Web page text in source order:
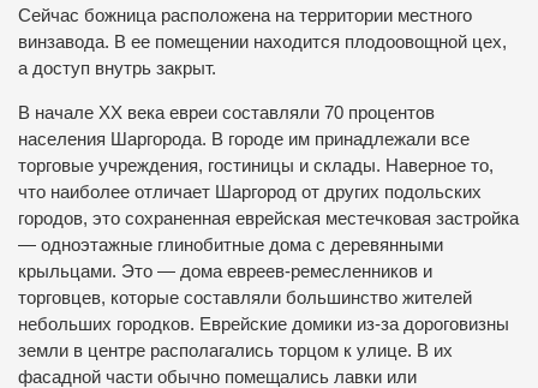
Сейчас божница расположена на территории местного
винзавода. В ее помещении находится плодоовощной цех,
а доступ внутрь закрыт.
В начале ХХ века евреи составляли 70 процентов
населения Шаргорода. В городе им принадлежали все
торговые учреждения, гостиницы и склады. Наверное то,
что наиболее отличает Шаргород от других подольских
городов, это сохраненная еврейская местечковая застройка
— одноэтажные глинобитные дома с деревянными
крыльцами. Это — дома евреев-ремесленников и
торговцев, которые составляли большинство жителей
небольших городков. Еврейские домики из-за дороговизны
земли в центре располагались торцом к улице. В их
фасадной части обычно помещались лавки или